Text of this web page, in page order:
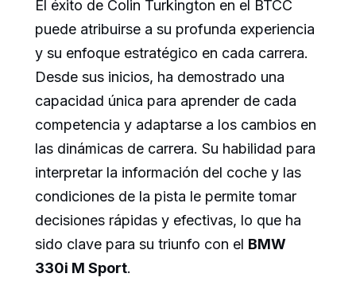
El éxito de Colin Turkington en el BTCC
puede atribuirse a su profunda experiencia
y su enfoque estratégico en cada carrera.
Desde sus inicios, ha demostrado una
capacidad única para aprender de cada
competencia y adaptarse a los cambios en
las dinámicas de carrera. Su habilidad para
interpretar la información del coche y las
condiciones de la pista le permite tomar
decisiones rápidas y efectivas, lo que ha
sido clave para su triunfo con el BMW
330i M Sport.